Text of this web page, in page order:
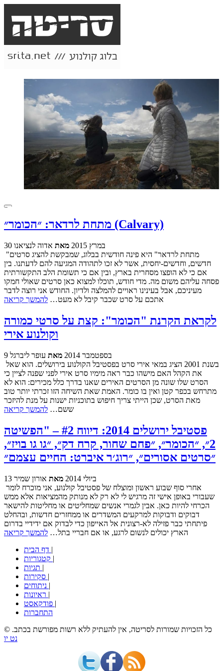
מתחת לרדאר: ״הכומר״ (Calvary)
30 במרץ 2015 מאת אדוה לנציאנו
"מתחת לרדאר" היא פינה חודשית בבלוג, שמבקשת להציג סרטים
חדשים, וחדשים-יחסית, אשר לא זכו לתהודה המגיעה להם לדעתנו. בין
אם כי לא הופצו מסחרית בארץ, ובין אם כי תשומת הלב התקשורתית
פסחה עליהם משום מה. מדי חודש, תוכלו למצוא כאן סרטים שאולי חמקו
מעיניכם, אבל בעינינו ראויים להמלצה ולדיון. החודש אני רוצה לדבר
אתכם על סרט שכבר קיבל לא מעט… להמשך קריאה
לקראת הקרנת "הכומר": קצת על סרטי כמורה
וקולנוע אירי
9 בספטמבר 2014 מאת עופר ליברגל
את הקהל האם מישהו כבר ראה מימיו סרט אירי לפני שפנה לציין כי
הסרט שלו שונה מן הסרטים האירים שאנו בדרך כלל מכירים: הוא לא
מתרחש בכפר קטן ואין בו כומר. האמת שאת השיחה הזו זכרתי יותר טוב
מאת הסרט, שכן הייתי צריך חיפוש בתוכניות ישנות על מנת להיזכר
ששם… להמשך קריאה
פסטיבל ירושלים 2014: דיווח #2 – "הפשיטה
2״, ״הכומר״, ״פחם שחור, קרח דק״, ״גו גו בויז״,
״סרטים אסורים״, ״רוג׳ר איברט: החיים עצמם״
13 ביולי 2014 מאת אורון שמיר
שעבורי באופן אישי זה מרגיש לי לא רק לא מנותק מהמציאות אלא ממש
הכרחי להיות כאן. אבין לגמרי אנשים שמחליטים או מחליטות להישאר
דבוקים ודבוקות למרקעים המשדרים או ממחזרים חדשות, ובהחלט
פיתחתי כבר פזילה לא-רצונית אל האייפון כדי לבדוק אם ידידיי בדרום
הארץ יכולים לנשום לרגע, או אם חבריי בתל… להמשך קריאה
|
|
|
|
|
|
|
התחברות
© כל הזכויות שמורות לסריטה, אין להעתיק ללא רשות מפורשת בכתב.
נט יו